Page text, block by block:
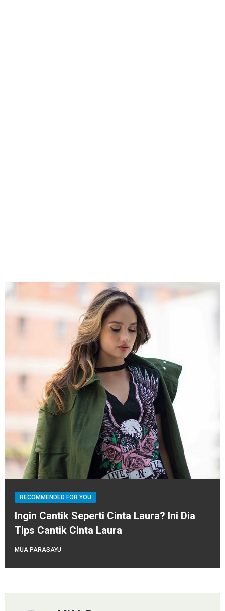
RECOMMENDED FOR YOU
Ingin Cantik Seperti Cinta Laura? Ini Dia
Tips Cantik Cinta Laura
MUA PARASAYU